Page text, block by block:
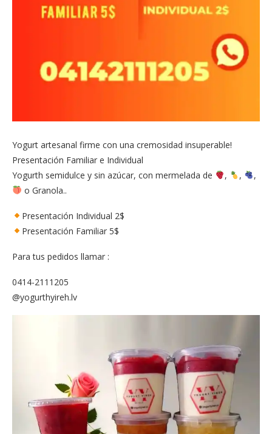
Yogurt artesanal firme con una cremosidad insuperable!
Presentación Familiar e Individual
Yogurth semidulce y sin azúcar, con mermelada de
, ,
,
o Granola..
Presentación Individual 2$
Presentación Familiar 5$
Para tus pedidos llamar :
0414-2111205
@yogurthyireh.lv